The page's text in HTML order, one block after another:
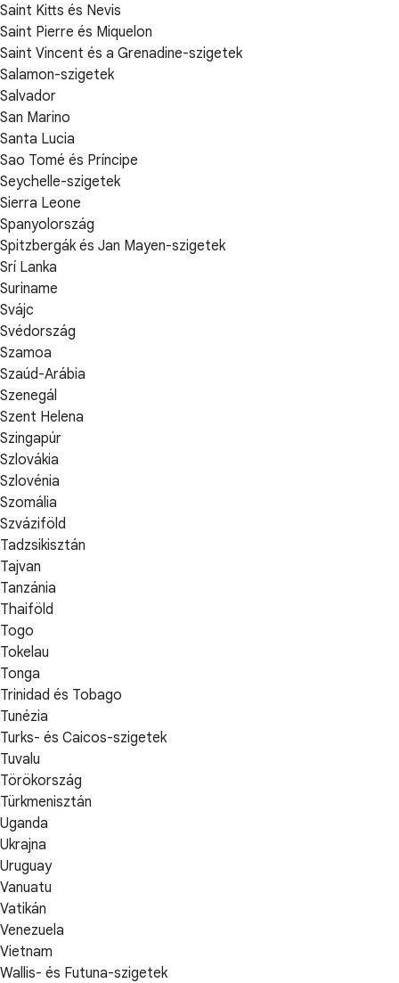
Saint Kitts és Nevis
Saint Pierre és Miquelon
Saint Vincent és a Grenadine-szigetek
Salamon-szigetek
Salvador
San Marino
Santa Lucia
Sao Tomé és Príncipe
Seychelle-szigetek
Sierra Leone
Spanyolország
Spitzbergák és Jan Mayen-szigetek
Srí Lanka
Suriname
Svájc
Svédország
Szamoa
Szaúd-Arábia
Szenegál
Szent Helena
Szingapúr
Szlovákia
Szlovénia
Szomália
Szváziföld
Tadzsikisztán
Tajvan
Tanzánia
Thaiföld
Togo
Tokelau
Tonga
Trinidad és Tobago
Tunézia
Turks- és Caicos-szigetek
Tuvalu
Törökország
Türkmenisztán
Uganda
Ukrajna
Uruguay
Vanuatu
Vatikán
Venezuela
Vietnam
Wallis- és Futuna-szigetek